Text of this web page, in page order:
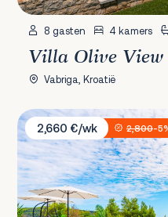
8 gasten 4 kamers
Villa Olive View
Vabriga, Kroatië
Villa White House
2,660 €/wk
2,800-